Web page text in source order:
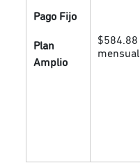
Pago Fijo
Plan
Amplio
$584.88
mensual